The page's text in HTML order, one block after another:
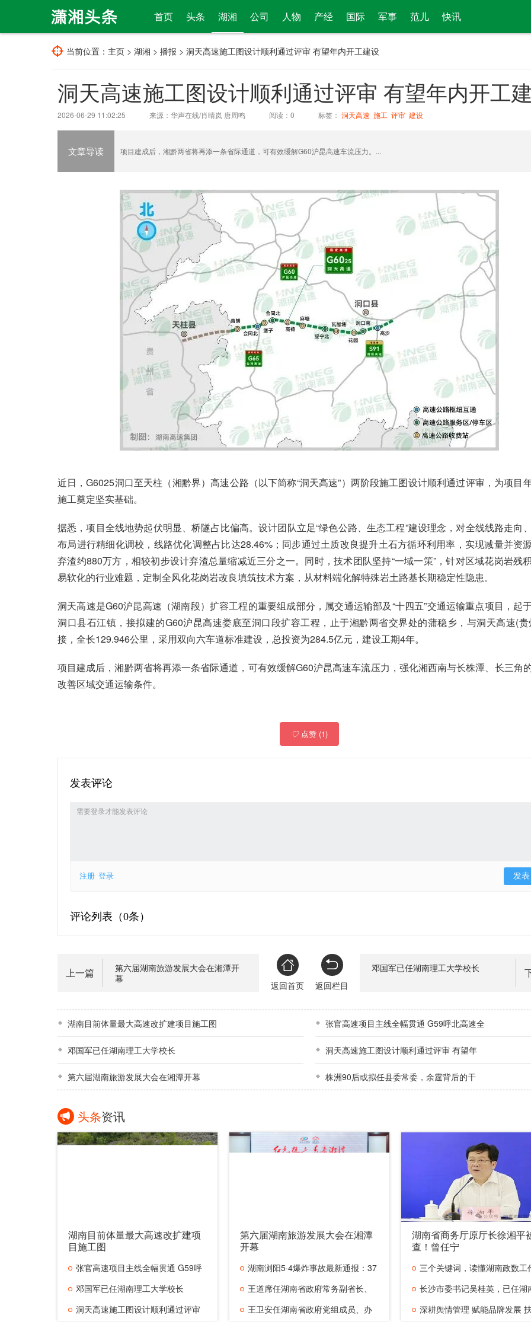
首页 头条 湖湘 公司 人物 产经 国际 军事 范儿 快讯
当前位置： 主页 > 湖湘 > 播报 > 洞天高速施工图设计顺利通过评审 有望年内开工建设
洞天高速施工图设计顺利通过评审 有望年内开工
2026-06-29 11:02:25 来源：华声在线/肖晴岚 唐周鸣 阅读： 0 标签： 洞天高速 施工 评审 建设
文章导读 项目建成后，湘黔两省将再添一条省际通道，可有效缓解G60沪昆高速车流压力。...
近日，G6025洞口至天柱（湘黔界）高速公路（以下简称“洞天高速”）两阶段施工图设计顺利通过评审，为项目
施工奠定坚实基础。
据悉，项目全线地势起伏明显、桥隧占比偏高。设计团队立足“绿色公路、生态工程”建设理念，对全线线路走向
布局进行精细化调校，线路优化调整占比达28.46%；同步通过土质改良提升土石方循环利用率，实现减量并资
弃渣约880万方，相较初步设计弃渣总量缩减近三分之一。同时，技术团队坚持“一域一策”，针对区域花岗岩残
易软化的行业难题，定制全风化花岗岩改良填筑技术方案，从材料端化解特殊岩土路基长期稳定性隐患。
洞天高速是G60沪昆高速（湖南段）扩容工程的重要组成部分，属交通运输部及“十四五”交通运输重点项目，起
洞口县石江镇，接拟建的G60沪昆高速娄底至洞口段扩容工程，止于湘黔两省交界处的蒲稳乡，与洞天高速(
接，全长129.946公里，采用双向六车道标准建设，总投资为284.5亿元，建设工期4年。
项目建成后，湘黔两省将再添一条省际通道，可有效缓解G60沪昆高速车流压力，强化湘西南与长株潭、长三角
改善区域交通运输条件。
♡点赞 (1)
发表评论
注册 登录
评论列表（0条）
上一篇
第六届湖南旅游发展大会在湘潭开
幕
返回首页 返回栏目
邓国军已任湖南理工大学校长
湖南目前体量最大高速改扩建项目施工图 张官高速项目主线全幅贯通 G59呼北高速全
邓国军已任湖南理工大学校长 洞天高速施工图设计顺利通过评审 有望年
第六届湖南旅游发展大会在湘潭开幕 株洲90后或拟任县委常委，余霆背后的干
头条资讯
湖南目前体量最大高速改扩建项
目施工图
张官高速项目主线全幅贯通 G59呼
北高速全
邓国军已任湖南理工大学校长
洞天高速施工图设计顺利通过评审
第六届湖南旅游发展大会在湘潭
开幕
湖南浏阳5·4爆炸事故最新通报：37
人遇难
王道席任湖南省政府常务副省长、
党组副
王卫安任湖南省政府党组成员、办
湖南省商务厅原厅长徐湘平
查！曾任宁
三个关键词，读懂湖南政数工
的“进阶
长沙市委书记吴桂英，已任湖
人大常
深耕舆情管理 赋能品牌发展